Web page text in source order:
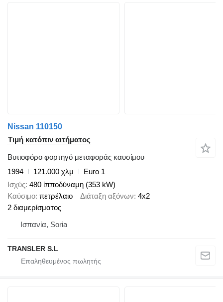
Nissan 110150
Τιμή κατόπιν αιτήματος
Βυτιοφόρο φορτηγό μεταφοράς καυσίμου
1994
121.000 χλμ
Euro 1
Ισχύς 480 ίπποδύναμη (353 kW)
Καύσιμο πετρέλαιο Διάταξη αξόνων 4x2
2 διαμερίσματος
Ισπανία, Soria
TRANSLER S.L